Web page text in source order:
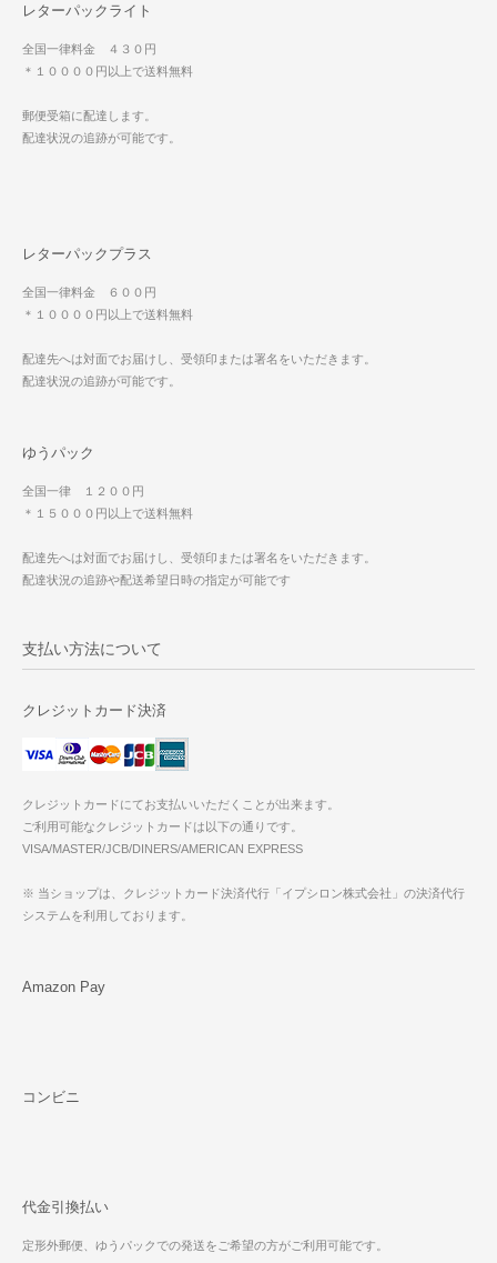
レターパックライト
全国一律料金 ４３０円
＊１００００円以上で送料無料
郵便受箱に配達します。
配達状況の追跡が可能です。
レターパックプラス
全国一律料金 ６００円
＊１００００円以上で送料無料
配達先へは対面でお届けし、受領印または署名をいただきます。
配達状況の追跡が可能です。
ゆうパック
全国一律 １２００円
＊１５０００円以上で送料無料
配達先へは対面でお届けし、受領印または署名をいただきます。
配達状況の追跡や配送希望日時の指定が可能です
支払い方法について
クレジットカード決済
クレジットカードにてお支払いいただくことが出来ます。
ご利用可能なクレジットカードは以下の通りです。
VISA/MASTER/JCB/DINERS/AMERICAN EXPRESS
※ 当ショップは、クレジットカード決済代行「イプシロン株式会社」の決済代行
システムを利用しております。
Amazon Pay
コンビニ
代金引換払い
定形外郵便、ゆうパックでの発送をご希望の方がご利用可能です。